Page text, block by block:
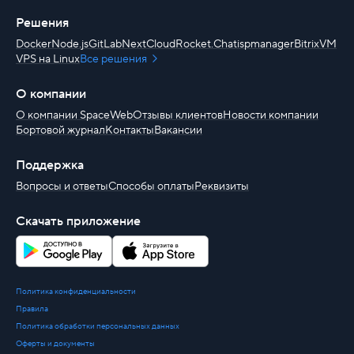
Решения
DockerNode.jsGitLabNextCloudRocket.ChatispmanagerBitrixVM
VPS на LinuxВсе решения
О компании
О компании SpaceWebОтзывы клиентовНовости компании
Бортовой журналКонтактыВакансии
Поддержка
Вопросы и ответыСпособы оплатыРеквизиты
Скачать приложение
Политика конфиденциальности
Правила
Политика обработки персональных данных
Оферты и документы